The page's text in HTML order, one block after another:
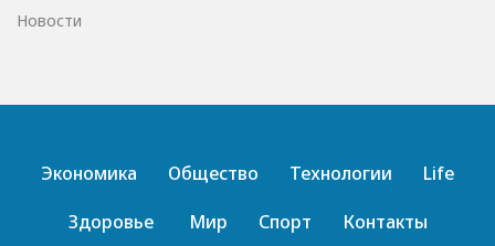
Новости
Экономика Общество Технологии
Life
Здоровье
Мир Спорт Контакты